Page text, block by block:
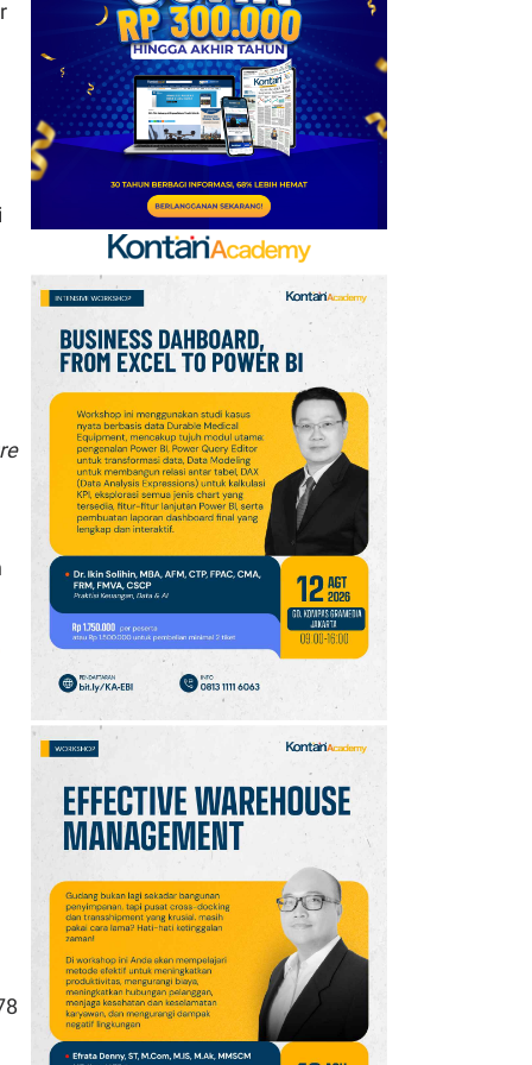
Ini Daftar Pihak yang
Menentang Gianni
Infantino
7
Krisis Migrasi Ancam
Status Maroko sebagai
Tuan Rumah Piala Dunia
2030
8
Promo Super Hemat
Indomaret 6–19 Agustus
2026, Diskon Kebutuhan
Rumah hingga 40%
Jadwal Persija vs Arema
FC Perebutan Juara 3
Piala Presiden 2026,
Kick-off Sore Ini
10 Intip Prakiraan Cuaca
Sumsel Kamis (6/8):
Hujan Ringan
Mendominasi, Siapkan
Payung!